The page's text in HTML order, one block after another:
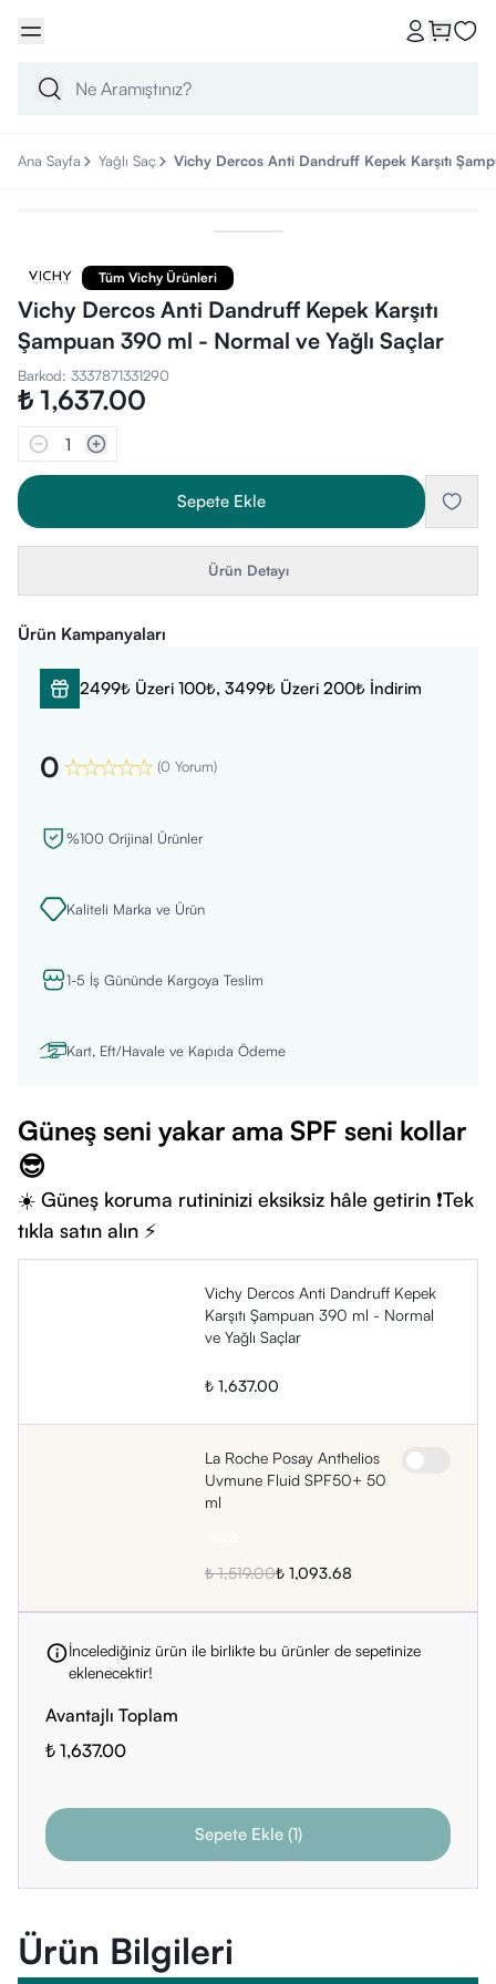
Ana Sayfa Yağlı Saç Vichy Dercos Anti Dandruff Kepek Karşıtı
Tüm Vichy Ürünleri
Vichy Dercos Anti Dandruff Kepek Karşıtı
Şampuan 390 ml - Normal ve Yağlı Saçlar
Barkod: 3337871331290
₺ 1,637.00
1
Sepete Ekle
Ürün Detayı
Ürün Kampanyaları
2499₺ Üzeri 100₺, 3499₺ Üzeri 200₺ İndirim
0 (0 Yorum)
%100 Orijinal Ürünler
Kaliteli Marka ve Ürün
1-5 İş Gününde Kargoya Teslim
Kart, Eft/Havale ve Kapıda Ödeme
Güneş seni yakar ama SPF seni kollar
😎
☀️ Güneş koruma rutininizi eksiksiz hâle getirin ❗Tek
tıkla satın alın ⚡
Vichy Dercos Anti Dandruff Kepek
Karşıtı Şampuan 390 ml - Normal
ve Yağlı Saçlar
₺ 1,637.00
La Roche Posay Anthelios
Uvmune Fluid SPF50+ 50
ml
₺ 1,519.00₺ 1,093.68
İncelediğiniz ürün ile birlikte bu ürünler de sepetinize
eklenecektir!
Avantajlı Toplam
₺ 1,637.00
Sepete Ekle(1)
Ürün Bilgileri